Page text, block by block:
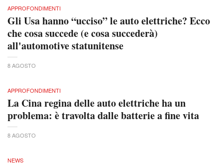
APPROFONDIMENTI
Gli Usa hanno “ucciso” le auto elettriche? Ecco
che cosa succede (e cosa succederà)
all'automotive statunitense
8 AGOSTO
APPROFONDIMENTI
La Cina regina delle auto elettriche ha un
problema: è travolta dalle batterie a fine vita
8 AGOSTO
NEWS